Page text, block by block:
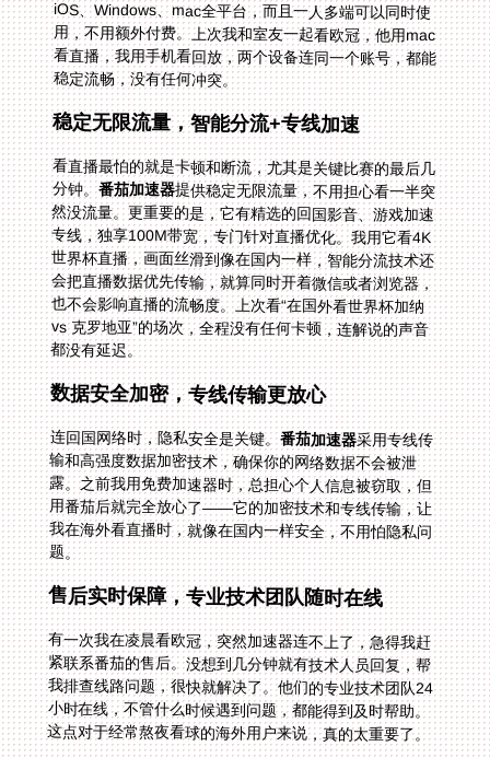
稳定流畅，没有任何冲突。
稳定无限流量，智能分流+专线加速
看直播最怕的就是卡顿和断流，尤其是关键比赛的最后几
分钟。番茄加速器提供稳定无限流量，不用担心看一半突
然没流量。更重要的是，它有精选的回国影音、游戏加速
专线，独享100M带宽，专门针对直播优化。我用它看4K
世界杯直播，画面丝滑到像在国内一样，智能分流技术还
会把直播数据优先传输，就算同时开着微信或者浏览器，
也不会影响直播的流畅度。上次看“在国外看世界杯加纳
vs 克罗地亚”的场次，全程没有任何卡顿，连解说的声音
都没有延迟。
数据安全加密，专线传输更放心
连回国网络时，隐私安全是关键。番茄加速器采用专线传
输和高强度数据加密技术，确保你的网络数据不会被泄
露。之前我用免费加速器时，总担心个人信息被窃取，但
用番茄后就完全放心了——它的加密技术和专线传输，让
我在海外看直播时，就像在国内一样安全，不用怕隐私问
题。
售后实时保障，专业技术团队随时在线
有一次我在凌晨看欧冠，突然加速器连不上了，急得我赶
紧联系番茄的售后。没想到几分钟就有技术人员回复，帮
我排查线路问题，很快就解决了。他们的专业技术团队24
小时在线，不管什么时候遇到问题，都能得到及时帮助。
这点对于经常熬夜看球的海外用户来说，真的太重要了。